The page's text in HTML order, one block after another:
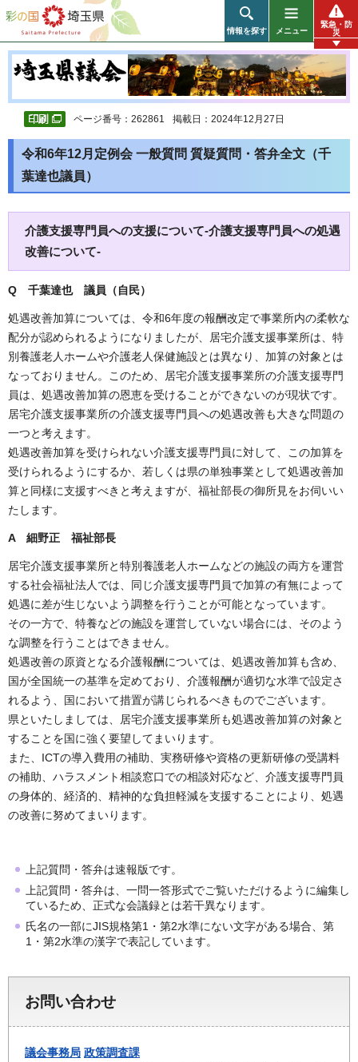
彩の国 埼玉県
情報を探す メニュー
緊急・防
災
ページ番号：262861 掲載日：2024年12月27日
令和6年12月定例会 一般質問 質疑質問・答弁全文（千
葉達也議員）
介護支援専門員への支援について-介護支援専門員への処遇
改善について-
Q 千葉達也 議員（自民）
処遇改善加算については、令和6年度の報酬改定で事業所内の柔軟な
配分が認められるようになりましたが、居宅介護支援事業所は、特
別養護老人ホームや介護老人保健施設とは異なり、加算の対象とは
なっておりません。このため、居宅介護支援事業所の介護支援専門
員は、処遇改善加算の恩恵を受けることができないのが現状です。
居宅介護支援事業所の介護支援専門員への処遇改善も大きな問題の
一つと考えます。
処遇改善加算を受けられない介護支援専門員に対して、この加算を
受けられるようにするか、若しくは県の単独事業として処遇改善加
算と同様に支援すべきと考えますが、福祉部長の御所見をお伺いい
たします。
A 細野正 福祉部長
居宅介護支援事業所と特別養護老人ホームなどの施設の両方を運営
する社会福祉法人では、同じ介護支援専門員で加算の有無によって
処遇に差が生じないよう調整を行うことが可能となっています。
その一方で、特養などの施設を運営していない場合には、そのよう
な調整を行うことはできません。
処遇改善の原資となる介護報酬については、処遇改善加算も含め、
国が全国統一の基準を定めており、介護報酬が適切な水準で設定さ
れるよう、国において措置が講じられるべきものでございます。
県といたしましては、居宅介護支援事業所も処遇改善加算の対象と
することを国に強く要望してまいります。
また、ICTの導入費用の補助、実務研修や資格の更新研修の受講料
の補助、ハラスメント相談窓口での相談対応など、介護支援専門員
の身体的、経済的、精神的な負担軽減を支援することにより、処遇
の改善に努めてまいります。
上記質問・答弁は速報版です。
上記質問・答弁は、一問一答形式でご覧いただけるように編集し
ているため、正式な会議録とは若干異なります。
氏名の一部にJIS規格第1・第2水準にない文字がある場合、第
1・第2水準の漢字で表記しています。
お問い合わせ
議会事務局 政策調査課